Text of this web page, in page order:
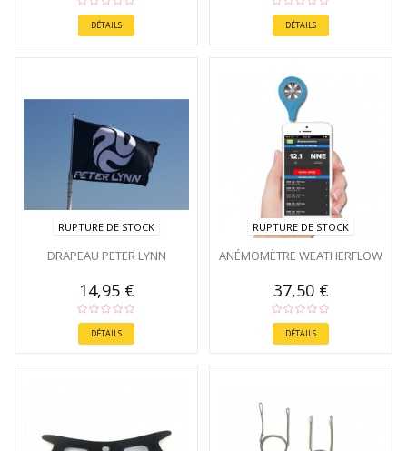
DÉTAILS DÉTAILS
RUPTURE DE STOCK
DRAPEAU PETER LYNN
14,95 €
DÉTAILS
RUPTURE DE STOCK
ANÉMOMÈTRE WEATHERFLOW
37,50 €
DÉTAILS